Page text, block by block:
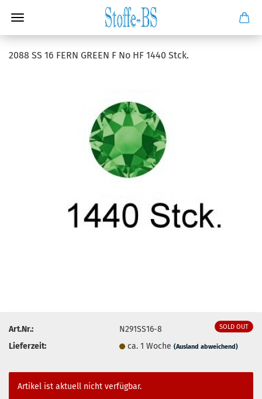
2088 SS 16 FERN GREEN F No HF 1440 Stck.
SOLD OUT
Art.Nr.:
N291SS16-8
Lieferzeit:
ca. 1 Woche(Ausland abweichend)
Artikel ist aktuell nicht verfügbar.